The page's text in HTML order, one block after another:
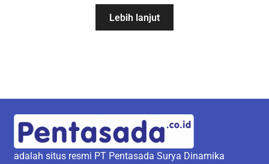
Lebih lanjut
adalah situs resmi PT Pentasada Surya Dinamika